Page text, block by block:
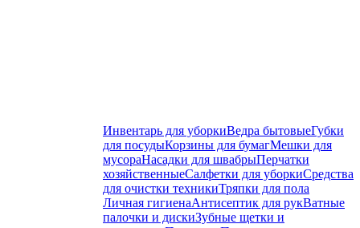
Инвентарь для уборкиВедра бытовыеГубки
для посудыКорзины для бумагМешки для
мусораНасадки для швабрыПерчатки
хозяйственныеСалфетки для уборкиСредства
для очистки техникиТряпки для пола
Личная гигиенаАнтисептик для рукВатные
палочки и дискиЗубные щетки и